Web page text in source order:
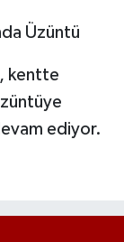
Üzüntü
kentte
ediyor.